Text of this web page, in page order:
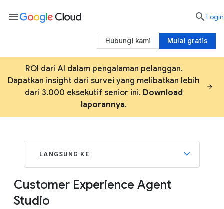
ROI dari AI dalam pengalaman pelanggan.
Dapatkan insight dari survei yang melibatkan lebih
dari 3.000 eksekutif senior ini. Download
laporannya.
LANGSUNG KE
Customer Experience Agent
Studio
menu  Login
Mulai gratis
Hubungi kami